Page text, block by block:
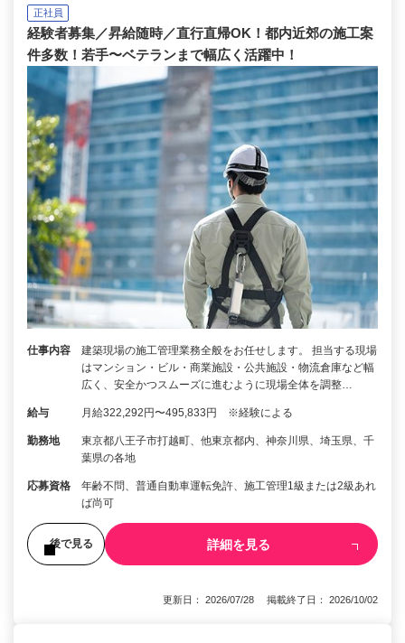
正社員
経験者募集／昇給随時／直行直帰OK！都内近郊の施工案
件多数！若手〜ベテランまで幅広く活躍中！
仕事内容
建築現場の施工管理業務全般をお任せします。 担当する現場
はマンション・ビル・商業施設・公共施設・物流倉庫など幅
広く、安全かつスムーズに進むように現場全体を調整…
給与 月給322,292円〜495,833円 ※経験による
勤務地
東京都八王子市打越町、他東京都内、神奈川県、埼玉県、千
葉県の各地
応募資格
年齢不問、普通自動車運転免許、施工管理1級または2級あれ
ば尚可
後で見る 詳細を見る
更新日： 2026/07/28 掲載終了日： 2026/10/02